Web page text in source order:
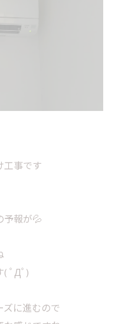
工事です
予報が💦
( ﾟДﾟ)
に進むので